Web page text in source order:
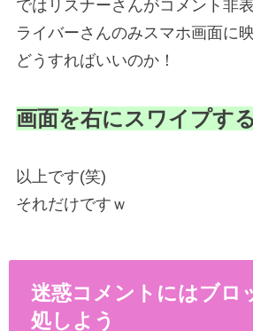
ではリスナーさんがコメント非
ライバーさんのみスマホ画面に
どうすればいいのか！
画面を右にスワイプす
以上です(笑)
それだけですｗ
迷惑コメントにはブロ
処しよう